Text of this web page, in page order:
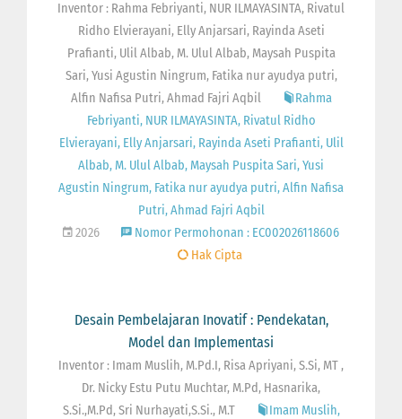
Inventor : Rahma Febriyanti, NUR ILMAYASINTA, Rivatul
Ridho Elvierayani, Elly Anjarsari, Rayinda Aseti
Prafianti, Ulil Albab, M. Ulul Albab, Maysah Puspita
Sari, Yusi Agustin Ningrum, Fatika nur ayudya putri,
Alfin Nafisa Putri, Ahmad Fajri Aqbil
Rahma
Febriyanti, NUR ILMAYASINTA, Rivatul Ridho
Elvierayani, Elly Anjarsari, Rayinda Aseti Prafianti, Ulil
Albab, M. Ulul Albab, Maysah Puspita Sari, Yusi
Agustin Ningrum, Fatika nur ayudya putri, Alfin Nafisa
Putri, Ahmad Fajri Aqbil
2026
Nomor Permohonan : EC002026118606
Hak Cipta
Desain Pembelajaran Inovatif : Pendekatan,
Model dan Implementasi
Inventor : Imam Muslih, M.Pd.I, Risa Apriyani, S.Si, MT ,
Dr. Nicky Estu Putu Muchtar, M.Pd, Hasnarika,
S.Si.,M.Pd, Sri Nurhayati,S.Si., M.T
Imam Muslih,